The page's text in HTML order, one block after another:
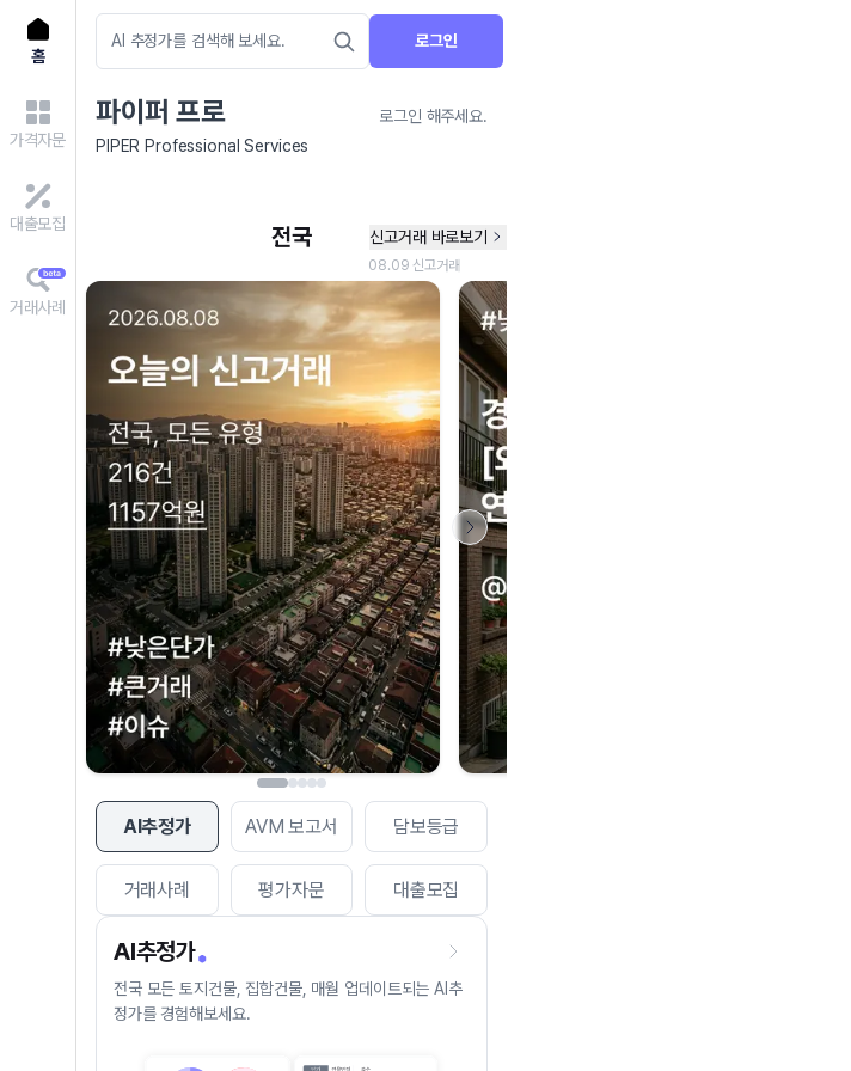
홈
가격자문
대출모집
거래사례
로그인
파이퍼 프로
로그인 해주세요.
PIPER Professional Services
AI추정가 AVM 보고서 담보등급
거래사례 평가자문 대출모집
AI추정가
전국 모든 토지건물, 집합건물, 매월 업데이트되는 AI추
정가를 경험해보세요.